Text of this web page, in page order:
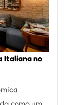
Italiana no